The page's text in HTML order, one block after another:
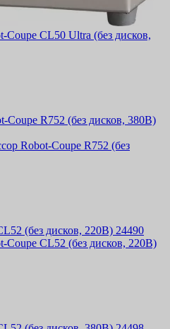
Coupe CL50 Ultra (без дисков,
Robot-Coupe R752 (без
Coupe CL52 (без дисков, 220В)